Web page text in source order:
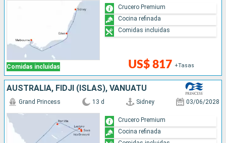
Comidas incluidas US$ 817 +Tasas
Crucero Premium
Cocina refinada
Comidas incluidas
AUSTRALIA, FIDJI (ISLAS), VANUATU
Grand Princess 13 d Sidney 03/06/2028
Crucero Premium
Cocina refinada